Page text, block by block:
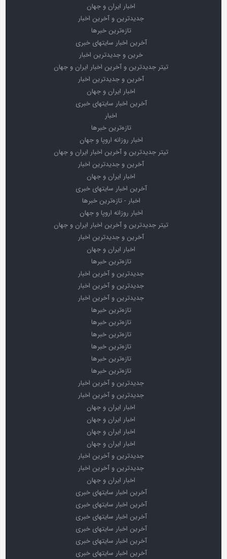
اخبار ایران و جهان
جدیدترین و آخرین اخبار
تازه‌ترین خبرها
آخرین اخبار سایتهای خبری
خرین و جدیدترین اخبار
تیتر جدیدترین و آخرین اخبار ایران و جهان
آخرین و جدیدترین اخبار
اخبار ایران و جهان
آخرین اخبار سایتهای خبری
اخبار
تازه‌ترین خبرها
اخبار روزانه اروپا و جهان
تیتر جدیدترین و آخرین اخبار ایران و جهان
آخرین و جدیدترین اخبار
اخبار ایران و جهان
آخرین اخبار سایتهای خبری
اخبار - تازه‌ترین خبرها
اخبار روزانه اروپا و جهان
تیتر جدیدترین و آخرین اخبار ایران و جهان
آخرین و جدیدترین اخبار
اخبار ایران و جهان
تازه‌ترین خبرها
جدیدترین و آخرین اخبار
جدیدترین و آخرین اخبار
جدیدترین و آخرین اخبار
تازه‌ترین خبرها
تازه‌ترین خبرها
تازه‌ترین خبرها
تازه‌ترین خبرها
تازه‌ترین خبرها
تازه‌ترین خبرها
جدیدترین و آخرین اخبار
جدیدترین و آخرین اخبار
اخبار ایران و جهان
اخبار ایران و جهان
اخبار ایران و جهان
اخبار ایران و جهان
جدیدترین و آخرین اخبار
جدیدترین و آخرین اخبار
اخبار ایران و جهان
آخرین اخبار سایتهای خبری
آخرین اخبار سایتهای خبری
آخرین اخبار سایتهای خبری
آخرین اخبار سایتهای خبری
آخرین اخبار سایتهای خبری
آخرین اخبار سایتهای خبری